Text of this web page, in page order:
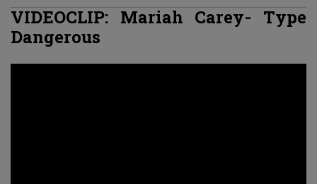
VIDEOCLIP: Mariah Carey- Type
Dangerous